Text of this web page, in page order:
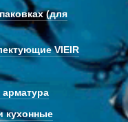
(для
VIEIR
кухонные